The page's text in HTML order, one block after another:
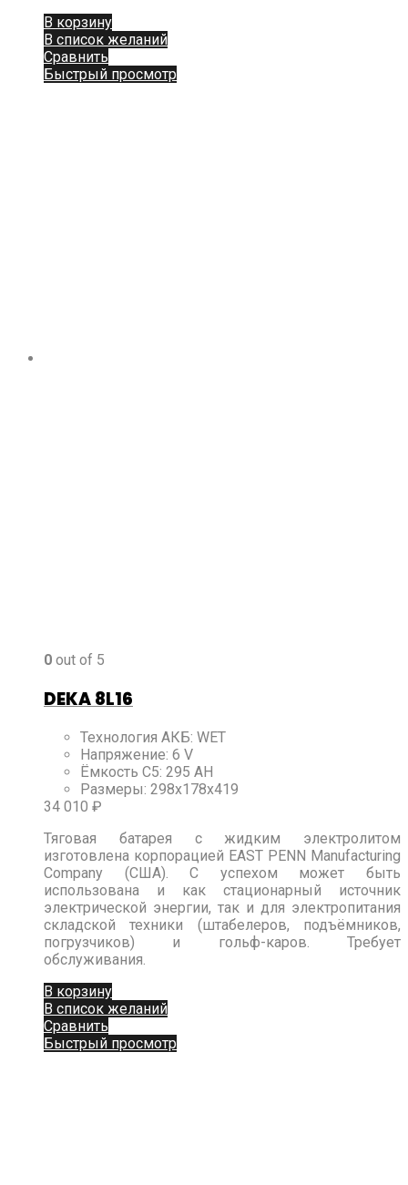
В корзину
В список желаний
Сравнить
Быстрый просмотр
0 out of 5
DEKA 8L16
Технология АКБ: WET
Напряжение: 6 V
Ёмкость C5: 295 AH
Размеры: 298х178х419
34 010 ₽
Тяговая батарея с жидким электролитом
изготовлена корпорацией EAST PENN Manufacturing
Company (США). С успехом может быть
использована и как стационарный источник
электрической энергии, так и для электропитания
складской техники (штабелеров, подъёмников,
погрузчиков) и гольф-каров. Требует
обслуживания.
В корзину
В список желаний
Сравнить
Быстрый просмотр